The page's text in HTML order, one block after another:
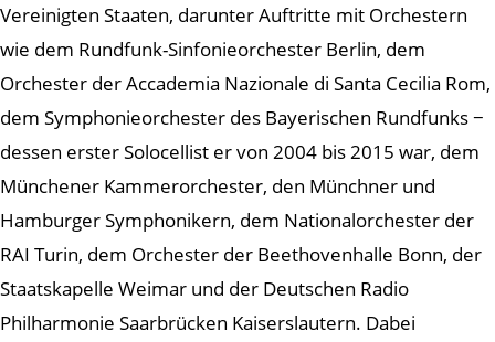
Vereinigten Staaten, darunter Auftritte mit Orchestern
wie dem Rundfunk-Sinfonieorchester Berlin, dem
Orchester der Accademia Nazionale di Santa Cecilia Rom,
dem Symphonieorchester des Bayerischen Rundfunks −
dessen erster Solocellist er von 2004 bis 2015 war, dem
Münchener Kammerorchester, den Münchner und
Hamburger Symphonikern, dem Nationalorchester der
RAI Turin, dem Orchester der Beethovenhalle Bonn, der
Staatskapelle Weimar und der Deutschen Radio
Philharmonie Saarbrücken Kaiserslautern. Dabei